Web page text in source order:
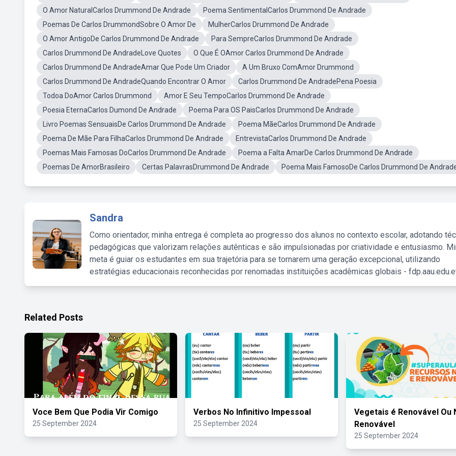
O Amor NaturalCarlos Drummond De Andrade
Poema SentimentalCarlos Drummond De Andrade
Poemas De Carlos DrummondSobre O Amor De
MulherCarlos Drummond De Andrade
O Amor AntigoDe Carlos Drummond De Andrade
Para SempreCarlos Drummond De Andrade
Carlos Drummond De AndradeLove Quotes
O Que É OAmor Carlos Drummond De Andrade
Carlos Drummond De AndradeAmar Que Pode Um Criador
A Um Bruxo ComAmor Drummond
Carlos Drummond De AndradeQuando Encontrar O Amor
Carlos Drummond De AndradePena Poesia
Todoa DoAmor Carlos Drummond
Amor E Seu TempoCarlos Drummond De Andrade
Poesia EternaCarlos Dumond De Andrade
Poema Para OS PaisCarlos Drummond De Andrade
Livro Poemas SensuaisDe Carlos Drummond De Andrade
Poema MãeCarlos Drummond De Andrade
Poema De Mãe Para FilhaCarlos Drummond De Andrade
EntrevistaCarlos Drummond De Andrade
Poemas Mais Famosas DoCarlos Drummond De Andrade
Poema a Falta AmarDe Carlos Drummond De Andrade
Poemas De AmorBrasileiro
Certas PalavrasDrummond De Andrade Poema Mais FamosoDe Carlos Drummond De
Sandra
Como orientador, minha entrega é completa ao progresso dos alunos no contexto escolar, adotando
pedagógicas que valorizam relações autênticas e são impulsionadas por criatividade e entusiasmo.
meta é guiar os estudantes em sua trajetória para se tornarem uma geração excepcional, utilizando
estratégias educacionais reconhecidas por renomadas instituições acadêmicas globais -
Related Posts
Voce Bem Que Podia Vir Comigo
25 September 2024
Verbos No Infinitivo Impessoal
25 September 2024
Vegetais é Renovável Ou
Renovável
25 September 2024